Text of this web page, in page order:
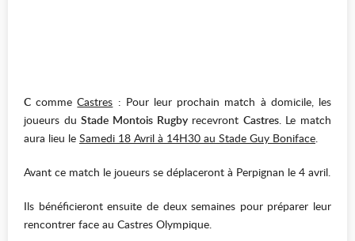
C commeCastres : Pour leur prochain match à domicile, les
joueurs duStade Montois Rugbyrecevront Castres. Le match
aura lieu le Samedi 18 Avril à 14H30 au Stade Guy Boniface.
Avant ce match le joueurs se déplaceront à Perpignan le 4 avril.
Ils bénéficieront ensuite de deux semaines pour préparer leur
rencontrer face au Castres Olympique.